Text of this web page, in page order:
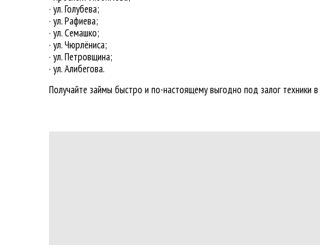
· ул. Голубева;
· ул. Рафиева;
· ул. Семашко;
· ул. Чюрлёниса;
· ул. Петровщина;
· ул. Алибегова.
Получайте займы быстро и по-настоящему выгодно под залог техники в